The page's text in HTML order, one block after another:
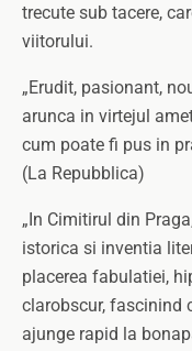
trecute sub tacere,
viitorului.
„Erudit, pasionant,
arunca in virtejul
cum poate fi pus in
(La Repubblica)
„In Cimitirul din
istorica si inventia
placerea fabulatiei,
clarobscur, fascinind
ajunge rapid la